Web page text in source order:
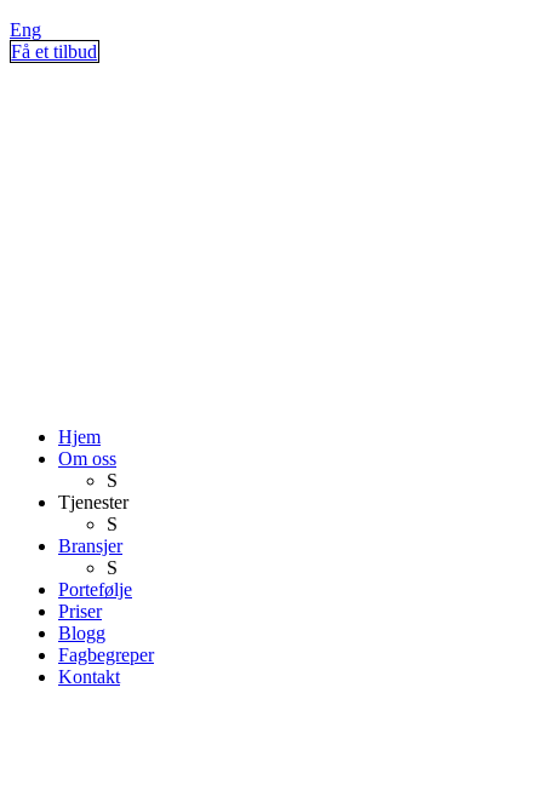
Eng
Få et tilbud
Hjem
Om oss
S
Tjenester
S
Bransjer
S
Portefølje
Priser
Blogg
Fagbegreper
Kontakt